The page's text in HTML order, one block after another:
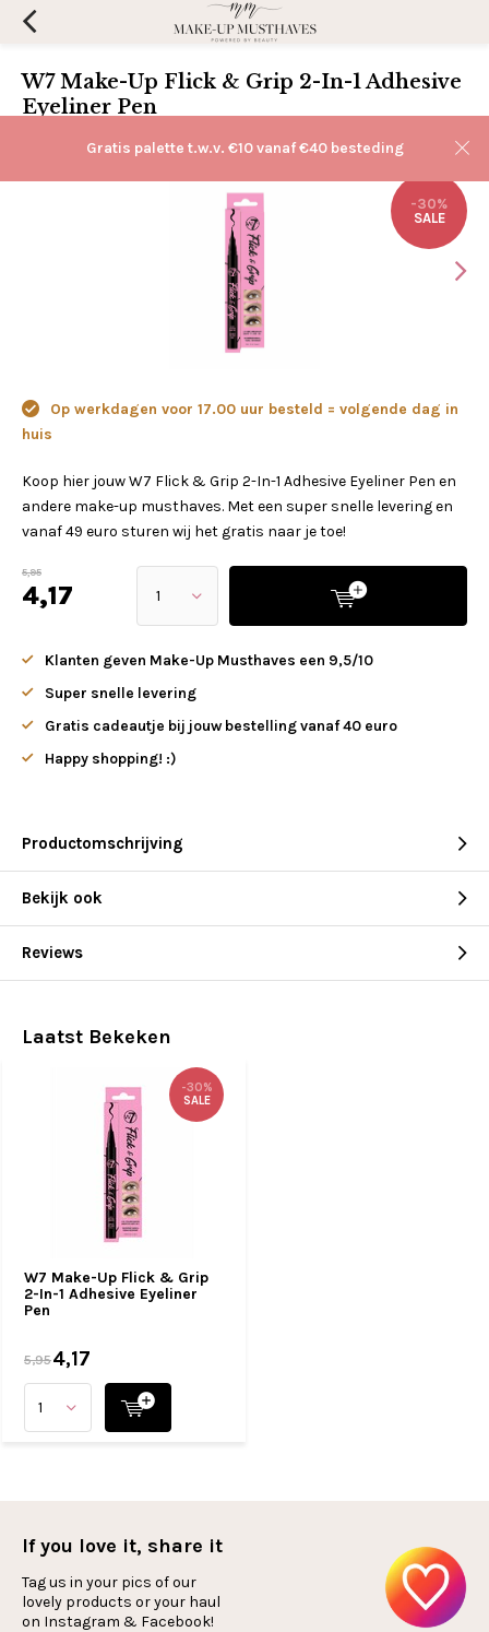
Gratis palette t.w.v. €10 vanaf €40 besteding
W7 Make-Up Flick & Grip 2-In-1 Adhesive
Eyeliner Pen
-30%
SALE
Op werkdagen voor 17.00 uur besteld = volgende dag in
huis
Koop hier jouw W7 Flick & Grip 2-In-1 Adhesive Eyeliner Pen en
andere make-up musthaves. Met een super snelle levering en
vanaf 49 euro sturen wij het gratis naar je toe!
5,95
4,17
Klanten geven Make-Up Musthaves een 9,5/10
Super snelle levering
Gratis cadeautje bij jouw bestelling vanaf 40 euro
Happy shopping! :)
Productomschrijving
Bekijk ook
Reviews
Laatst Bekeken
W7 Make-Up Flick & Grip
2-In-1 Adhesive Eyeliner
Pen
-30%
SALE
5,954,17
If you love it, share it
Tag us in your pics of our
lovely products or your haul
on Instagram & Facebook!